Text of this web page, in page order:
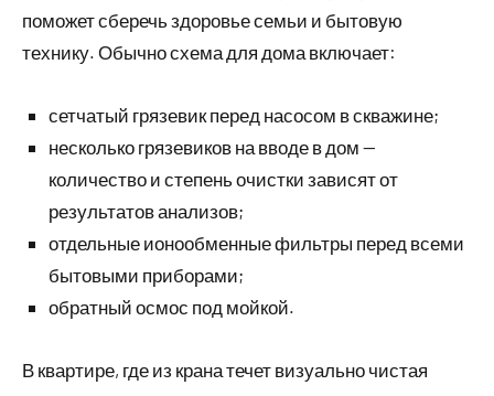
поможет сберечь здоровье семьи и бытовую
технику. Обычно схема для дома включает:
сетчатый грязевик перед насосом в скважине;
несколько грязевиков на вводе в дом —
количество и степень очистки зависят от
результатов анализов;
отдельные ионообменные фильтры перед всеми
бытовыми приборами;
обратный осмос под мойкой.
В квартире, где из крана течет визуально чистая